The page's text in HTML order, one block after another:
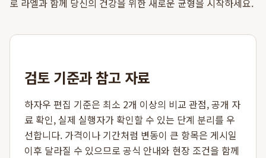
로 라엘과 함께 당신의 건강을 위한 새로운 균형을 시작하세요.
검토 기준과 참고 자료
하자우 편집 기준은 최소 2개 이상의 비교 관점, 공개 자
료 확인, 실제 실행자가 확인할 수 있는 단계 분리를 우
선합니다. 가격이나 기간처럼 변동이 큰 항목은 게시일
이후 달라질 수 있으므로 공식 안내와 현장 조건을 함께